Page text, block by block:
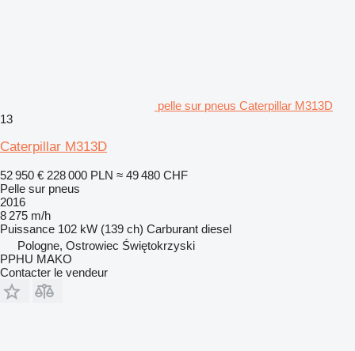
pelle sur pneus Caterpillar M313D
13
Caterpillar M313D
52 950 € 228 000 PLN ≈ 49 480 CHF
Pelle sur pneus
2016
8 275 m/h
Puissance 102 kW (139 ch) Carburant diesel
Pologne, Ostrowiec Świętokrzyski
PPHU MAKO
Contacter le vendeur